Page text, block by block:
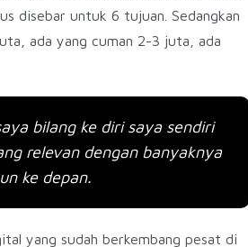
disebar untuk 6 tujuan. Sedangkan
ada yang cuman 2-3 juta, ada
bilang ke diri saya sendiri
relevan dengan banyaknya
ke depan.
yang sudah berkembang pesat di